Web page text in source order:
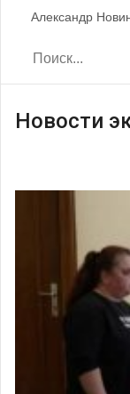
Александр
Новости